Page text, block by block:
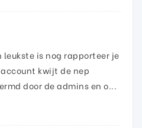
leukste is nog rapporteer je
kwijt de nep
door de admins en o...